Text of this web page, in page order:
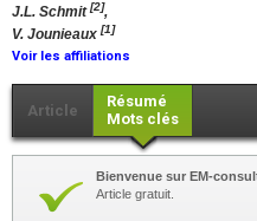
J.L. Schmit[2],
V. Jounieaux [1]
Voir les affiliations
Article
Résumé
Mots clés
Bienvenue sur EM-
Article gratuit.